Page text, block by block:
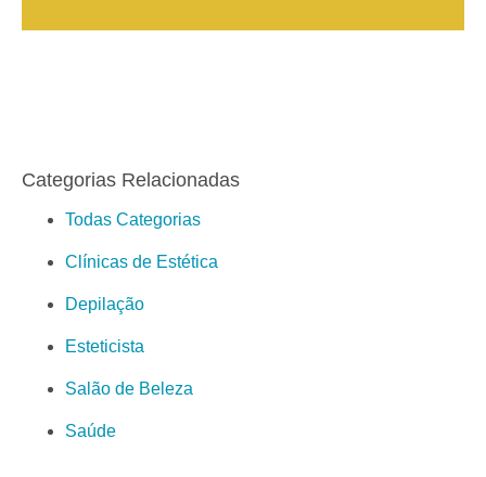
Categorias Relacionadas
Todas Categorias
Clínicas de Estética
Depilação
Esteticista
Salão de Beleza
Saúde